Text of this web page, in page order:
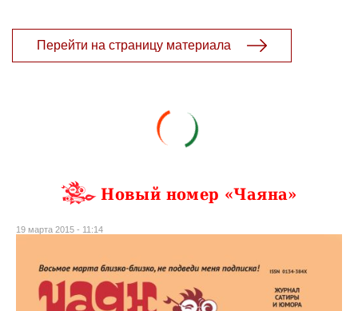
Перейти на страницу материала
Новый номер «Чаяна»
19 марта 2015 - 11:14